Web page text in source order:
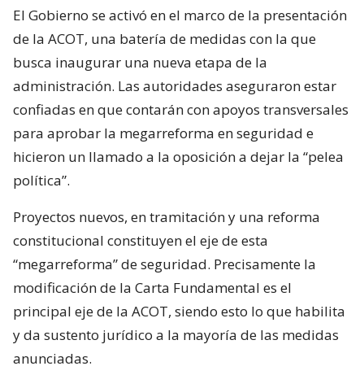
El Gobierno se activó en el marco de la presentación
de la ACOT, una batería de medidas con la que
busca inaugurar una nueva etapa de la
administración. Las autoridades aseguraron estar
confiadas en que contarán con apoyos transversales
para aprobar la megarreforma en seguridad e
hicieron un llamado a la oposición a dejar la “pelea
política”.
Proyectos nuevos, en tramitación y una reforma
constitucional constituyen el eje de esta
“megarreforma” de seguridad. Precisamente la
modificación de la Carta Fundamental es el
principal eje de la ACOT, siendo esto lo que habilita
y da sustento jurídico a la mayoría de las medidas
anunciadas.